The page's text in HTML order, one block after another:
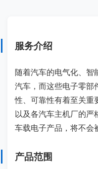
服务介绍
随着汽车的电气化、智
汽车，而这些电子零部
性、可靠性有着至关重
以及各汽车主机厂的严
车载电子产品，将不会
产品范围